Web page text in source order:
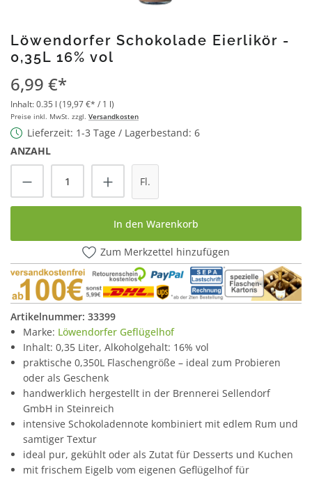
Löwendorfer Schokolade Eierlikör -
0,35L 16% vol
6,99 €*
Inhalt:0.35 l (19,97 €* / 1 l)
Preise inkl. MwSt. zzgl. Versandkosten
Lieferzeit: 1-3 Tage / Lagerbestand: 6
ANZAHL
Produkt Anzahl: Gib den gewünschten
Fl.
In den Warenkorb
Zum Merkzettel hinzufügen
Artikelnummer: 33399
Marke: Löwendorfer Geflügelhof
Inhalt: 0,35 Liter, Alkoholgehalt: 16% vol
praktische 0,350L Flaschengröße – ideal zum Probieren
oder als Geschenk
handwerklich hergestellt in der Brennerei Sellendorf
GmbH in Steinreich
intensive Schokoladennote kombiniert mit edlem Rum und
samtiger Textur
ideal pur, gekühlt oder als Zutat für Desserts und Kuchen
mit frischem Eigelb vom eigenen Geflügelhof für